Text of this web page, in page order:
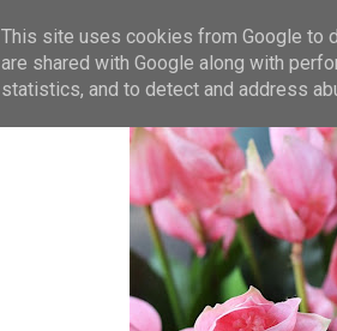
This site uses cookies from Google to
are shared with Google along with
statistics, and to detect and address